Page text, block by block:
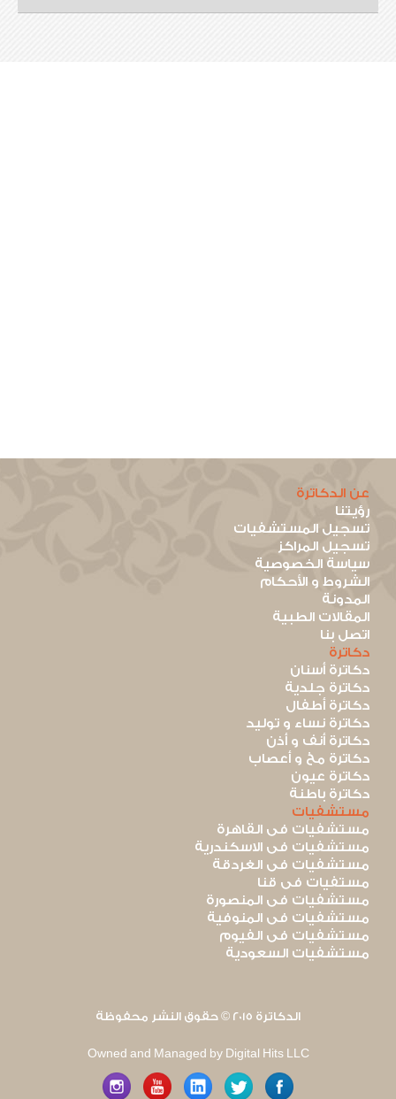
عن الدكاترة
رؤيتنا
تسجيل المستشفيات
تسجيل المراكز
سياسة الخصوصية
الشروط و الأحكام
المدونة
المقالات الطبية
اتصل بنا
دكاترة
دكاترة أسنان
دكاترة جلدية
دكاترة أطفال
دكاترة نساء و توليد
دكاترة أنف و أذن
دكاترة مخ و أعصاب
دكاترة عيون
دكاترة باطنة
مستشفيات
مستشفيات فى القاهرة
مستشفيات فى الاسكندرية
مستشفيات فى الغردقة
مستفيات فى قنا
مستشفيات فى المنصورة
مستشفيات فى المنوفية
مستشفيات فى الفيوم
مستشفيات السعودية
الدكاترة 2015 © حقوق النشر محفوظة
Owned and Managed by Digital Hits LLC